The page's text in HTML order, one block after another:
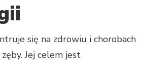
się na zdrowiu i chorobach
Jej celem jest